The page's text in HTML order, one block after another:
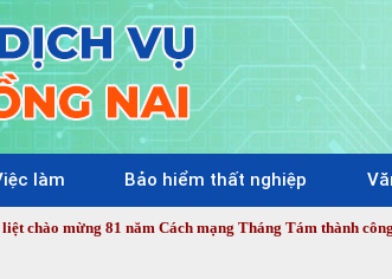
làm Bảo hiểm thất nghiệp
mừng 81 năm Cách mạng Tháng Tám thành công (19/